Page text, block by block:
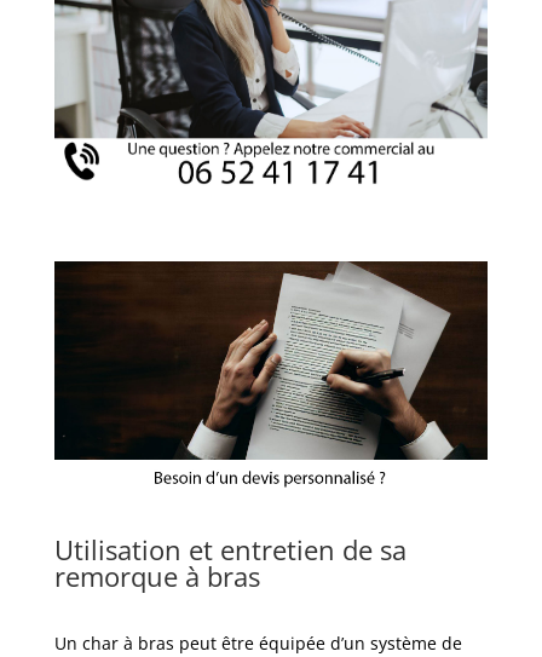
Utilisation et entretien de sa
remorque à bras
Un char à bras peut être équipée d’un système de